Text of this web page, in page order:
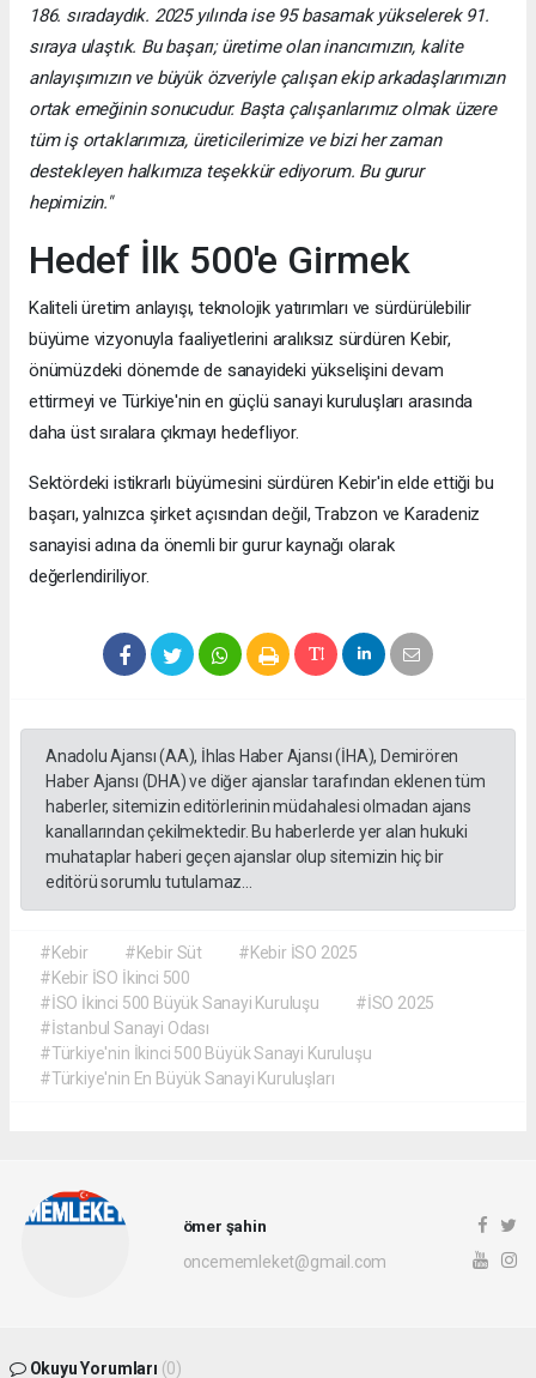
186. sıradaydık. 2025 yılında ise 95 basamak yükselerek 91.
sıraya ulaştık. Bu başarı; üretime olan inancımızın, kalite
anlayışımızın ve büyük özveriyle çalışan ekip arkadaşlarımızın
ortak emeğinin sonucudur. Başta çalışanlarımız olmak üzere
tüm iş ortaklarımıza, üreticilerimize ve bizi her zaman
destekleyen halkımıza teşekkür ediyorum. Bu gurur
hepimizin."
Hedef İlk 500'e Girmek
Kaliteli üretim anlayışı, teknolojik yatırımları ve sürdürülebilir
büyüme vizyonuyla faaliyetlerini aralıksız sürdüren Kebir,
önümüzdeki dönemde de sanayideki yükselişini devam
ettirmeyi ve Türkiye'nin en güçlü sanayi kuruluşları arasında
daha üst sıralara çıkmayı hedefliyor.
Sektördeki istikrarlı büyümesini sürdüren Kebir'in elde ettiği bu
başarı, yalnızca şirket açısından değil, Trabzon ve Karadeniz
sanayisi adına da önemli bir gurur kaynağı olarak
değerlendiriliyor.
Anadolu Ajansı (AA), İhlas Haber Ajansı (İHA), Demirören
Haber Ajansı (DHA) ve diğer ajanslar tarafından eklenen tüm
haberler, sitemizin editörlerinin müdahalesi olmadan ajans
kanallarından çekilmektedir. Bu haberlerde yer alan hukuki
muhataplar haberi geçen ajanslar olup sitemizin hiç bir
editörü sorumlu tutulamaz...
#Kebir #Kebir Süt
#Kebir İSO 2025
#Kebir İSO İkinci 500
#İSO İkinci 500 Büyük Sanayi Kuruluşu
#İSO 2025
#İstanbul Sanayi Odası
#Türkiye'nin İkinci 500 Büyük Sanayi Kuruluşu
#Türkiye'nin En Büyük Sanayi Kuruluşları
ömer şahin
oncememleket@gmail.com
Okuyu Yorumları (0)